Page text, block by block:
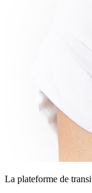
La plateforme de